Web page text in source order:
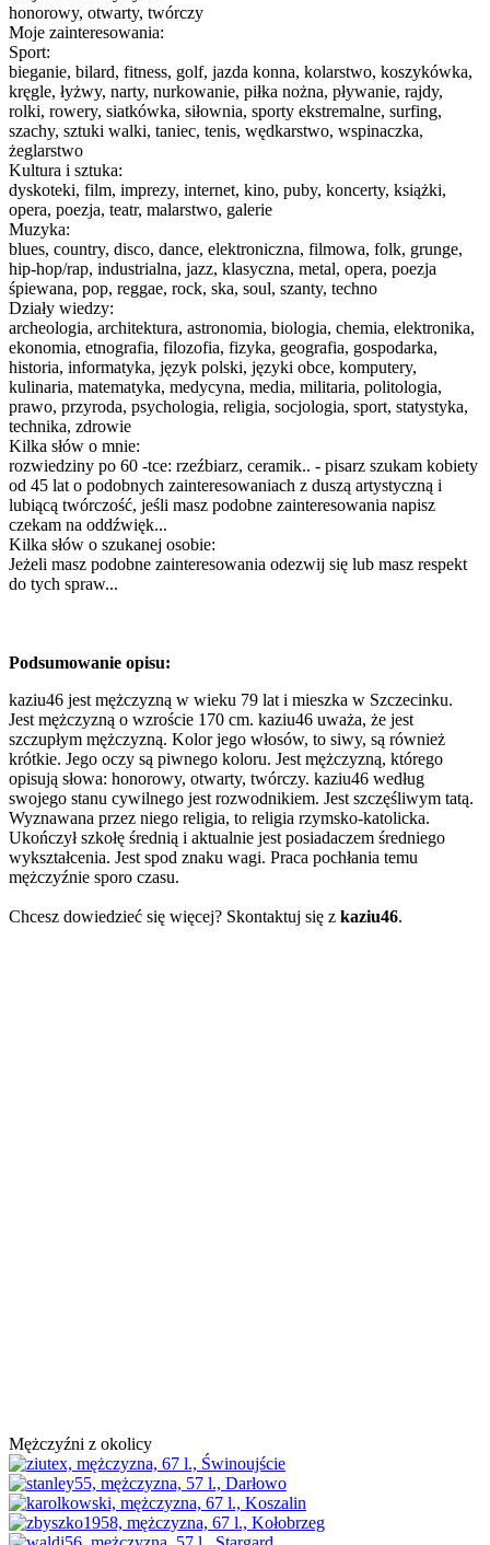
honorowy, otwarty, twórczy
Moje zainteresowania:
Sport:
bieganie, bilard, fitness, golf, jazda konna, kolarstwo, koszykówka,
kręgle, łyżwy, narty, nurkowanie, piłka nożna, pływanie, rajdy,
rolki, rowery, siatkówka, siłownia, sporty ekstremalne, surfing,
szachy, sztuki walki, taniec, tenis, wędkarstwo, wspinaczka,
żeglarstwo
Kultura i sztuka:
dyskoteki, film, imprezy, internet, kino, puby, koncerty, książki,
opera, poezja, teatr, malarstwo, galerie
Muzyka:
blues, country, disco, dance, elektroniczna, filmowa, folk, grunge,
hip-hop/rap, industrialna, jazz, klasyczna, metal, opera, poezja
śpiewana, pop, reggae, rock, ska, soul, szanty, techno
Działy wiedzy:
archeologia, architektura, astronomia, biologia, chemia, elektronika,
ekonomia, etnografia, filozofia, fizyka, geografia, gospodarka,
historia, informatyka, język polski, języki obce, komputery,
kulinaria, matematyka, medycyna, media, militaria, politologia,
prawo, przyroda, psychologia, religia, socjologia, sport, statystyka,
technika, zdrowie
Kilka słów o mnie:
rozwiedziny po 60 -tce: rzeźbiarz, ceramik.. - pisarz szukam kobiety
od 45 lat o podobnych zainteresowaniach z duszą artystyczną i
lubiącą twórczość, jeśli masz podobne zainteresowania napisz
czekam na oddźwięk...
Kilka słów o szukanej osobie:
Jeżeli masz podobne zainteresowania odezwij się lub masz respekt
do tych spraw...
Podsumowanie opisu:
kaziu46 jest mężczyzną w wieku 79 lat i mieszka w Szczecinku.
Jest mężczyzną o wzroście 170 cm. kaziu46 uważa, że jest
szczupłym mężczyzną. Kolor jego włosów, to siwy, są również
krótkie. Jego oczy są piwnego koloru. Jest mężczyzną, którego
opisują słowa: honorowy, otwarty, twórczy. kaziu46 według
swojego stanu cywilnego jest rozwodnikiem. Jest szczęśliwym tatą.
Wyznawana przez niego religia, to religia rzymsko-katolicka.
Ukończył szkołę średnią i aktualnie jest posiadaczem średniego
wykształcenia. Jest spod znaku wagi. Praca pochłania temu
mężczyźnie sporo czasu.
Chcesz dowiedzieć się więcej? Skontaktuj się z kaziu46.
Mężczyźni z okolicy